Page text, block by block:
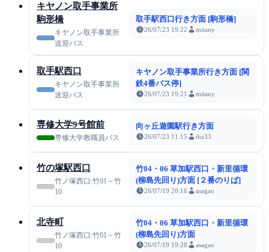
キヤノン取手事業所
駒形橋
キヤノン取手事業所
送迎バス
取手駅西口行き方面 [駒形橋]
26/07/23 19:22 mitany
取手駅西口
キヤノン取手事業所
送迎バス
キヤノン取手事業所行き方面 [関
鉄4番バス停]
26/07/23 19:21 mitany
専修大学9号館前
専修大学教職員バス
向ヶ丘遊園駅行き方面
26/07/23 11:15 thz33
竹の塚駅西口
竹ノ塚西口:竹01～竹
10
竹04・06 草加駅西口・新里循環
(柳島先回り)方面 [２番のりば]
26/07/19 20:16 asagao
北寺町
竹ノ塚西口:竹01～竹
10
竹04・06 草加駅西口・新里循環
(柳島先回り)方面
26/07/19 19:28 asagao